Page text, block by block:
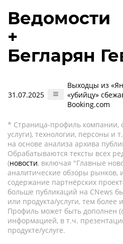
Ведомости
+
Бегларян
31.07.2025
Выходцы из
«убийцу»
Booking.com
* Страница-профиль компании,
услуги), технологии, персоны и
на основе анализа архива
Обрабатываются тексты всех
(новости, включая "Главные
аналитические обзоры рынков,
содержание партнёрских
больше публикаций на CNews
или продукта/услуги, тем
Профиль может быть дополнен
информацией, в т.ч.
продукте/услуге.